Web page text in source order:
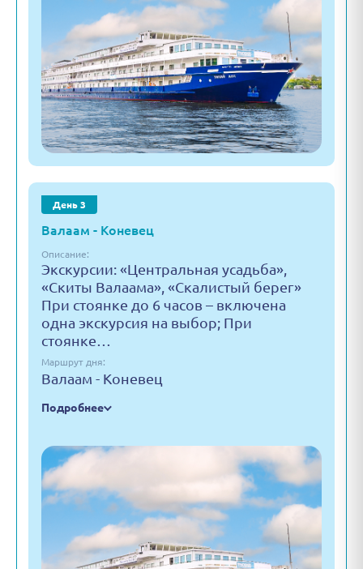
День 3
Валаам - Коневец
Описание:
Экскурсии: «Центральная усадьба»,
«Скиты Валаама», «Скалистый берег»
При стоянке до 6 часов – включена
одна экскурсия на выбор; При
стоянке…
Маршрут дня:
Валаам - Коневец
Подробнее